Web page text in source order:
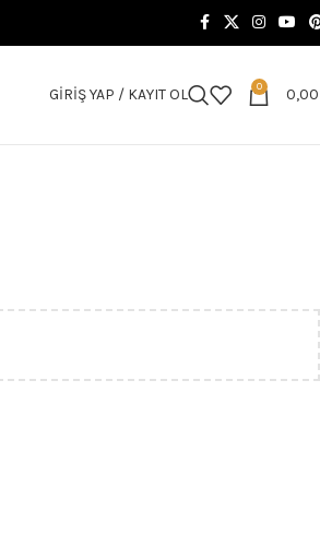
GIRIŞ YAP / KAYIT OL 0